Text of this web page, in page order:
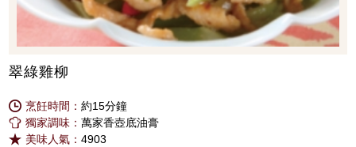
翠綠雞柳
烹飪時間：約15分鐘
獨家調味：萬家香壺底油膏
美味人氣：4903